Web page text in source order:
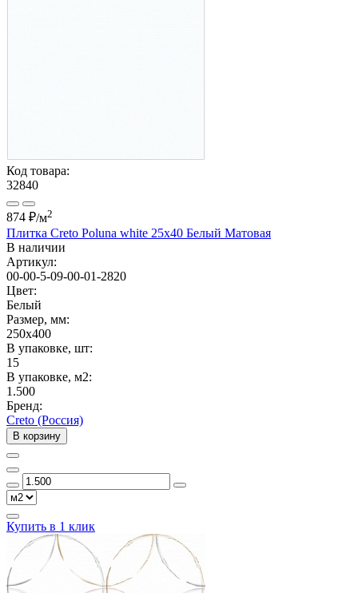
Код товара:
32840
874 ₽/м2
Плитка Creto Poluna white 25x40 Белый Матовая
В наличии
Артикул:
00-00-5-09-00-01-2820
Цвет:
Белый
Размер, мм:
250x400
В упаковке, шт:
15
В упаковке, м2:
1.500
Бренд:
Creto (Россия)
В корзину
Купить в 1 клик